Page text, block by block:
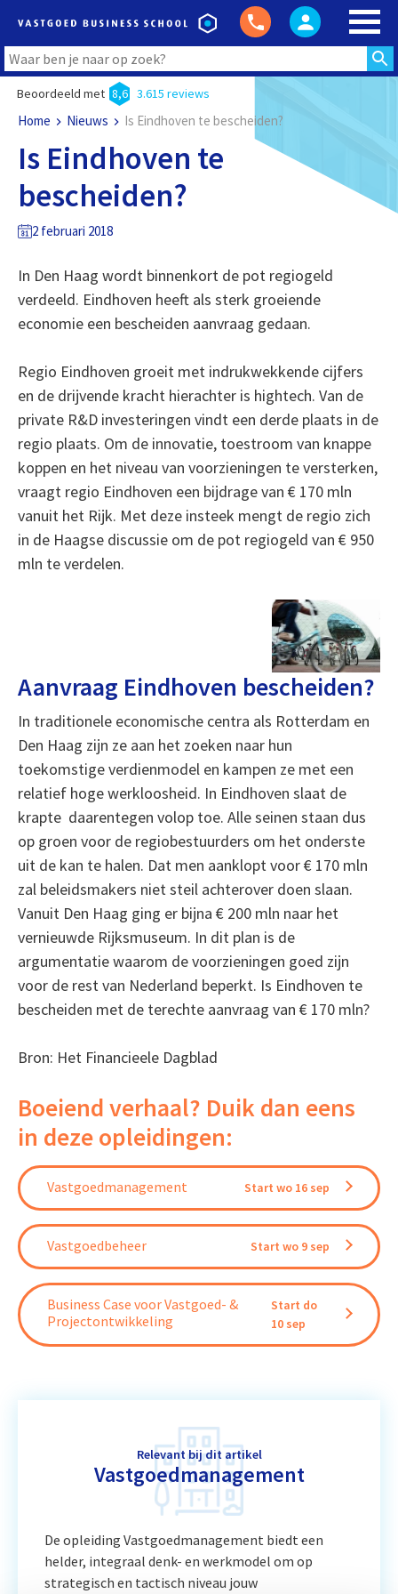
Beoordeeld met 8,6 3.615 reviews
Home Nieuws Is Eindhoven te bescheiden?
Is Eindhoven te
bescheiden?
2 februari 2018
In Den Haag wordt binnenkort de pot regiogeld
verdeeld. Eindhoven heeft als sterk groeiende
economie een bescheiden aanvraag gedaan.
Regio Eindhoven groeit met indrukwekkende cijfers
en de drijvende kracht hierachter is hightech. Van de
private R&D investeringen vindt een derde plaats in de
regio plaats. Om de innovatie, toestroom van knappe
koppen en het niveau van voorzieningen te versterken,
vraagt regio Eindhoven een bijdrage van € 170 mln
vanuit het Rijk. Met deze insteek mengt de regio zich
in de Haagse discussie om de pot regiogeld van € 950
mln te verdelen.
Aanvraag Eindhoven bescheiden?
In traditionele economische centra als Rotterdam en
Den Haag zijn ze aan het zoeken naar hun
toekomstige verdienmodel en kampen ze met een
relatief hoge werkloosheid. In Eindhoven slaat de
krapte daarentegen volop toe. Alle seinen staan dus
op groen voor de regiobestuurders om het onderste
uit de kan te halen. Dat men aanklopt voor € 170 mln
zal beleidsmakers niet steil achterover doen slaan.
Vanuit Den Haag ging er bijna € 200 mln naar het
vernieuwde Rijksmuseum. In dit plan is de
argumentatie waarom de voorzieningen goed zijn
voor de rest van Nederland beperkt. Is Eindhoven te
bescheiden met de terechte aanvraag van € 170 mln?
Bron: Het Financieele Dagblad
Boeiend verhaal? Duik dan eens
in deze opleidingen:
Vastgoedmanagement Start wo 16 sep
Vastgoedbeheer Start wo 9 sep
Business Case voor Vastgoed- &
Projectontwikkeling
Start do
10 sep
Relevant bij dit artikel
Vastgoedmanagement
De opleiding Vastgoedmanagement biedt een
helder, integraal denk- en werkmodel om op
strategisch en tactisch niveau jouw